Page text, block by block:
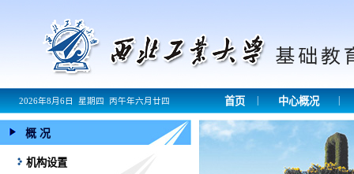
2026年8月6日 星期四 丙午年六月廿四 首页 中心概况
概 况
机构设置